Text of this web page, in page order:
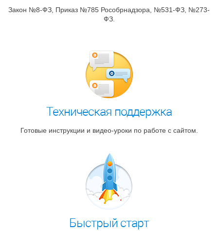
Закон №8-ФЗ, Приказ №785 Рособрнадзора, №531-ФЗ, №273-
ФЗ.
Техническая поддержка
Готовые инструкции и видео-уроки по работе с сайтом.
Быстрый старт